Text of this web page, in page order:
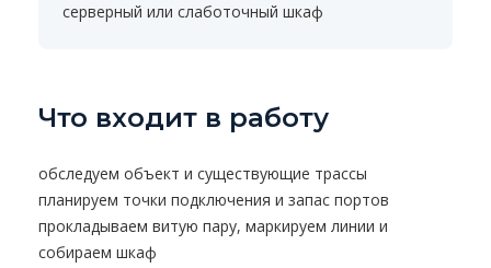
серверный или слаботочный шкаф
Что входит в работу
обследуем объект и существующие трассы
планируем точки подключения и запас портов
прокладываем витую пару, маркируем линии и
собираем шкаф